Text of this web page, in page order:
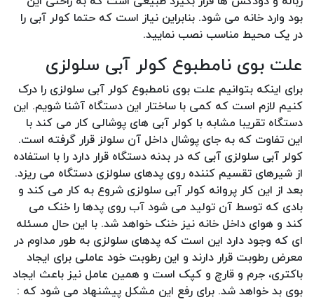
بود وارد خانه می شود. بنابراین نیاز است که حتما کولر آبی را
در یک محیط مناسب نصب نمایید.
علت بوی نامطبوع کولر آبی سلولزی
برای اینکه بتوانیم علت بوی نامطبوع کولر آبی سلولزی را درک
کنیم لازم است که کمی با ساختار این دستگاه آشنا شویم. این
دستگاه تقریبا مشابه با کولر آبی های پوشالی کار می کند با
این تفاوت که به جای پوشال داخل آن سلولز قرار گرفته است.
کولر آبی سلولزی آبی که در بدنه دستگاه قرار دارد را با استفاده
از شیرهای تقسیم کننده روی پدهای سلولزی دستگاه می ریزد.
بعد از این کار پروانه کولر آبی سلولزی شروع به کار می کند و
بادی که توسط آن تولید می شود آب روی پدها را خنک می
کند و هوای داخل خانه نیز خنک خواهد شد. با این حال مسئله
ای که وجود دارد این است که پدهای سلولزی به طور مداوم در
معرض رطوبت قرار دارند و این رطوبت خود عاملی برای ایجاد
باکتری، جرم و قارچ و کپک است و همین عامل نیز باعث ایجاد
بوی بد خواهد شد. برای رفع این مشکل پیشنهاد می شود که :